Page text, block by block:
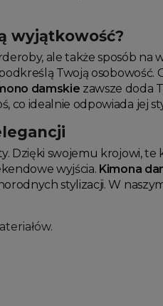
wyjątkowość?
ale także sposób na
Twoją osobowość.
damskie zawsze doda
co idealnie odpowiada jej
Dzięki swojemu krojowi, te
wyjścia. Kimona
stylizacji. W